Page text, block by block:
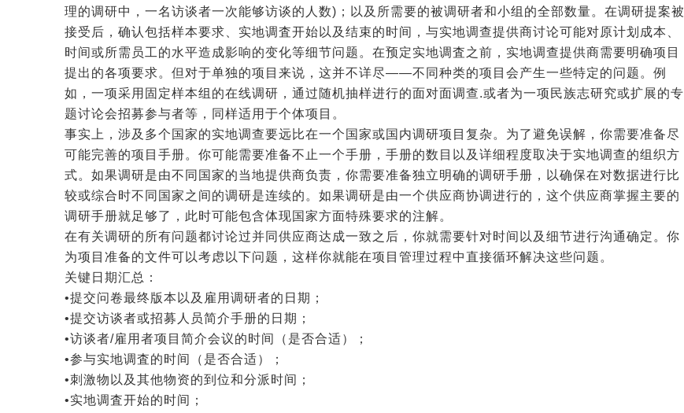
理的调研中，一名访谈者一次能够访谈的人数)；以及所需要的被调研者和小组的全部数量。在调研提案被
接受后，确认包括样本要求、实地调査开始以及结束的时间，与实地调查提供商讨论可能对原计划成本、
时间或所需员工的水平造成影响的变化等细节问题。在预定实地调査之前，实地调查提供商需要明确项目
提出的各项要求。但对于单独的项目来说，这并不详尽——不同种类的项目会产生一些特定的问题。例
如，一项采用固定样本组的在线调研，通过随机抽样进行的面对面调查.或者为一项民族志研究或扩展的专
题讨论会招募参与者等，同样适用于个体项目。
事实上，涉及多个国家的实地调查要远比在一个国家或国内调研项目复杂。为了避免误解，你需要准备尽
可能完善的项目手册。你可能需要准备不止一个手册，手册的数目以及详细程度取决于实地调查的组织方
式。如果调研是由不同国家的当地提供商负责，你需要准备独立明确的调研手册，以确保在对数据进行比
较或综合时不同国家之间的调研是连续的。如果调研是由一个供应商协调进行的，这个供应商掌握主要的
调研手册就足够了，此时可能包含体现国家方面特殊要求的注解。
在有关调研的所有问题都讨论过并同供应商达成一致之后，你就需要针对时间以及细节进行沟通确定。你
为项目准备的文件可以考虑以下问题，这样你就能在项目管理过程中直接循环解决这些问题。
关键日期汇总：
•提交问卷最终版本以及雇用调研者的日期；
•提交访谈者或招募人员简介手册的日期；
•访谈者/雇用者项目简介会议的时间（是否合适）；
•参与实地调査的时间（是否合适）；
•刺激物以及其他物资的到位和分派时间；
•实地调査开始的时间；